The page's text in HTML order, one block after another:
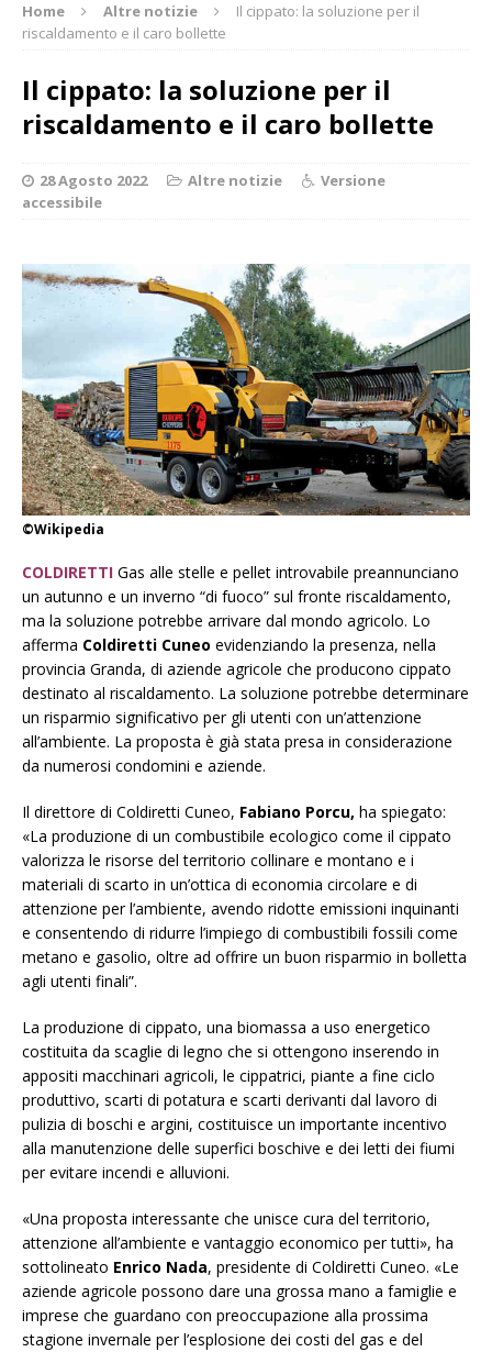
Home Altre notizie
Il cippato: la soluzione per il
riscaldamento e il caro bollette
Il cippato: la soluzione per il
riscaldamento e il caro bollette
28 Agosto 2022 Altre notizie
Versione
accessibile
©Wikipedia
COLDIRETTI Gas alle stelle e pellet introvabile preannunciano
un autunno e un inverno “di fuoco” sul fronte riscaldamento,
ma la soluzione potrebbe arrivare dal mondo agricolo. Lo
afferma Coldiretti Cuneo evidenziando la presenza, nella
provincia Granda, di aziende agricole che producono cippato
destinato al riscaldamento. La soluzione potrebbe determinare
un risparmio significativo per gli utenti con un’attenzione
all’ambiente. La proposta è già stata presa in considerazione
da numerosi condomini e aziende.
Il direttore di Coldiretti Cuneo, Fabiano Porcu, ha spiegato:
«La produzione di un combustibile ecologico come il cippato
valorizza le risorse del territorio collinare e montano e i
materiali di scarto in un’ottica di economia circolare e di
attenzione per l’ambiente, avendo ridotte emissioni inquinanti
e consentendo di ridurre l’impiego di combustibili fossili come
metano e gasolio, oltre ad offrire un buon risparmio in bolletta
agli utenti finali”.
La produzione di cippato, una biomassa a uso energetico
costituita da scaglie di legno che si ottengono inserendo in
appositi macchinari agricoli, le cippatrici, piante a fine ciclo
produttivo, scarti di potatura e scarti derivanti dal lavoro di
pulizia di boschi e argini, costituisce un importante incentivo
alla manutenzione delle superfici boschive e dei letti dei fiumi
per evitare incendi e alluvioni.
«Una proposta interessante che unisce cura del territorio,
attenzione all’ambiente e vantaggio economico per tutti», ha
sottolineato Enrico Nada, presidente di Coldiretti Cuneo. «Le
aziende agricole possono dare una grossa mano a famiglie e
imprese che guardano con preoccupazione alla prossima
stagione invernale per l’esplosione dei costi del gas e del